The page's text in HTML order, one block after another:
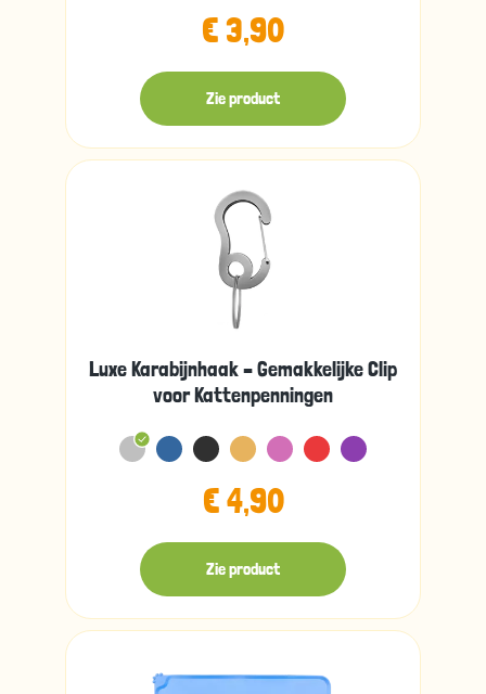
€ 3,90
Zie product
Luxe Karabijnhaak – Gemakkelijke Clip
voor Kattenpenningen
€ 4,90
Zie product